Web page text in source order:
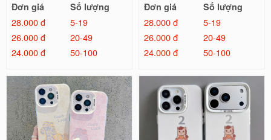
Đơn giá Số lượng
28.000 đ
5-19
26.000 đ
20-49
24.000 đ
50-100
Đơn giá Số lượng
28.000 đ
5-19
26.000 đ
20-49
24.000 đ
50-100